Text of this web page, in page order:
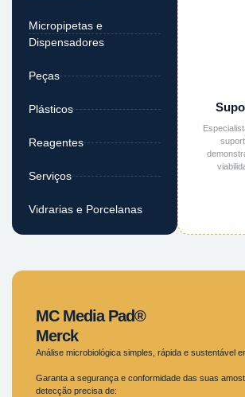
Micropipetas e
Dispensadores
Peças
Plásticos
Reagentes
Serviços
Vidrarias e Porcelanas
MC Media Pad®
Merck
Análise microbiológica simples, rápida e sustentável
Garanta a segurança e conformidade das suas
detecção precisa de: